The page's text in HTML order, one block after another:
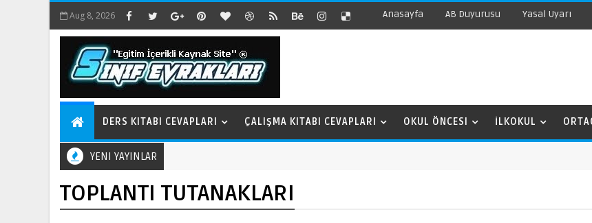
Aug 8, 2026 Anasayfa AB Duyurusu Yasal Uyarı
DERS KITABI CEVAPLARI ÇALIŞMA KITABI CEVAPLARI OKUL ÖNCESI İLKOKUL
YENI YAYINLAR
TOPLANTI TUTANAKLARI